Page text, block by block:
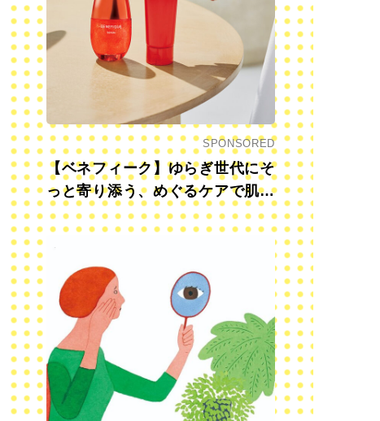
SPONSORED
【ベネフィーク】ゆらぎ世代にそ
っと寄り添う、めぐるケアで肌も
心も前向きに